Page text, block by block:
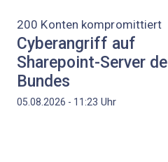
200 Konten kompromittiert
Cyberangriff auf
Sharepoint-Server
Bundes
05.08.2026 - 11:23 Uhr